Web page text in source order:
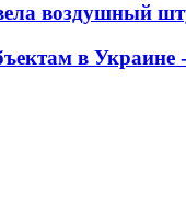
воздушный
в